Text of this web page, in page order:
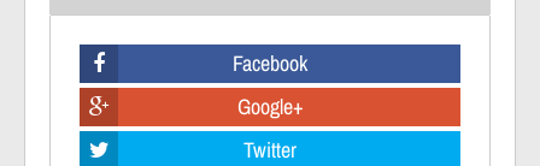
Facebook
Google+
Twitter